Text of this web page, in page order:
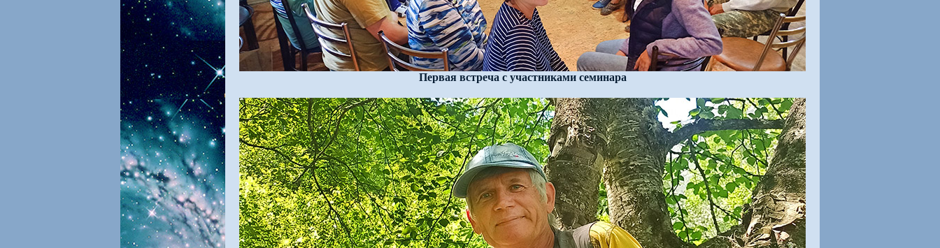
Первая встреча с участниками семинара